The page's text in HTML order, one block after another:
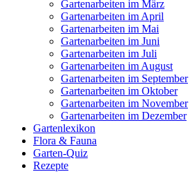
Gartenarbeiten im März
Gartenarbeiten im April
Gartenarbeiten im Mai
Gartenarbeiten im Juni
Gartenarbeiten im Juli
Gartenarbeiten im August
Gartenarbeiten im September
Gartenarbeiten im Oktober
Gartenarbeiten im November
Gartenarbeiten im Dezember
Gartenlexikon
Flora & Fauna
Garten-Quiz
Rezepte